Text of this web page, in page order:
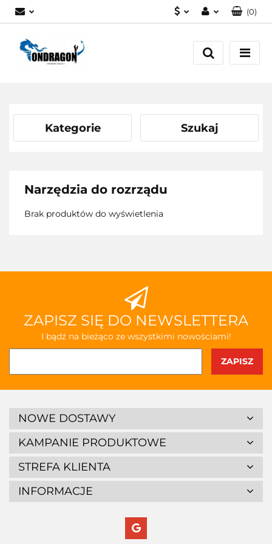
Zaloguj się
Załóż konto
(0)
Kategorie Szukaj
Narzędzia do rozrządu
Brak produktów do wyświetlenia
ZAPISZ SIĘ DO NEWSLETTERA
I bądź na bieżąco ze wszystkimi nowościami!
NOWE DOSTAWY
KAMPANIE PRODUKTOWE
STREFA KLIENTA
INFORMACJE